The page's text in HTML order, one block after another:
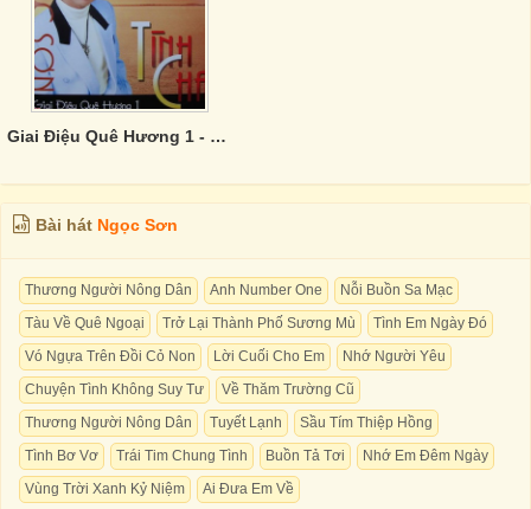
Giai Điệu Quê Hương 1 - Tình Cha
Bài hát Ngọc Sơn
Thương Người Nông Dân Anh Number One
Nỗi Buồn Sa Mạc
Tàu Về Quê Ngoại
Trở Lại Thành Phố Sương Mù
Tình Em Ngày Đó
Vó Ngựa Trên Đồi Cỏ Non
Lời Cuối Cho Em
Nhớ Người Yêu
Chuyện Tình Không Suy Tư
Về Thăm Trường Cũ
Thương Người Nông Dân
Tuyết Lạnh
Sầu Tím Thiệp Hồng
Tình Bơ Vơ
Trái Tim Chung Tình Buồn Tả Tơi
Nhớ Em Đêm Ngày
Vùng Trời Xanh Kỷ Niệm
Ai Đưa Em Về